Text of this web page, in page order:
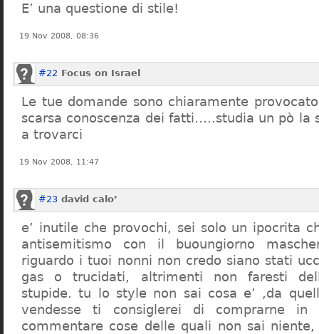
E’ una questione di stile!
19 Nov 2008, 08:36
#22 Focus on Israel
Le tue domande sono chiaramente
scarsa conoscenza dei fatti…..studia un pò la
a trovarci
19 Nov 2008, 11:47
#23 david calo’
e’ inutile che provochi, sei solo un ipocrita
antisemitismo con il buoungiorno
riguardo i tuoi nonni non credo siano stati
gas o trucidati, altrimenti non faresti
stupide. tu lo style non sai cosa e’ ,da
vendesse ti consiglerei di comprarne in
commentare cose delle quali non sai